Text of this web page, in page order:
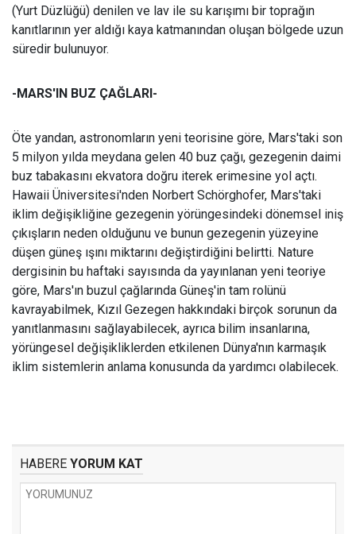
(Yurt Düzlüğü) denilen ve lav ile su karışımı bir toprağın
kanıtlarının yer aldığı kaya katmanından oluşan bölgede uzun
süredir bulunuyor.
-MARS'IN BUZ ÇAĞLARI-
Öte yandan, astronomların yeni teorisine göre, Mars'taki son
5 milyon yılda meydana gelen 40 buz çağı, gezegenin daimi
buz tabakasını ekvatora doğru iterek erimesine yol açtı.
Hawaii Üniversitesi'nden Norbert Schörghofer, Mars'taki
iklim değişikliğine gezegenin yörüngesindeki dönemsel iniş
çıkışların neden olduğunu ve bunun gezegenin yüzeyine
düşen güneş ışını miktarını değiştirdiğini belirtti. Nature
dergisinin bu haftaki sayısında da yayınlanan yeni teoriye
göre, Mars'ın buzul çağlarında Güneş'in tam rolünü
kavrayabilmek, Kızıl Gezegen hakkındaki birçok sorunun da
yanıtlanmasını sağlayabilecek, ayrıca bilim insanlarına,
yörüngesel değişikliklerden etkilenen Dünya'nın karmaşık
iklim sistemlerin anlama konusunda da yardımcı olabilecek.
HABERE YORUM KAT